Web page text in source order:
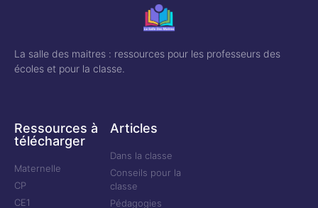
La salle des maitres : ressources pour les professeurs des
écoles et pour la classe.
Ressources à
télécharger
Maternelle
CP
CE1
Articles
Dans la classe
Conseils pour la
classe
Pédagogies